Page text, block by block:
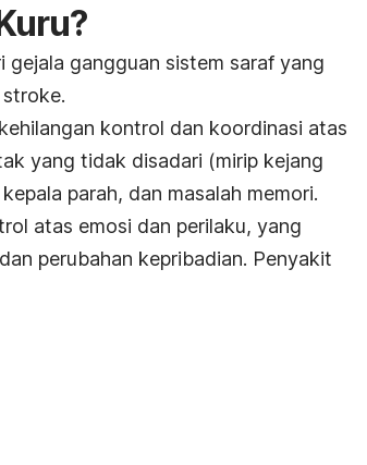
gejala gangguan sistem saraf yang
kontrol dan koordinasi atas
yang tidak disadari (mirip kejang
parah, dan masalah memori.
atas emosi dan perilaku, yang
perubahan kepribadian. Penyakit